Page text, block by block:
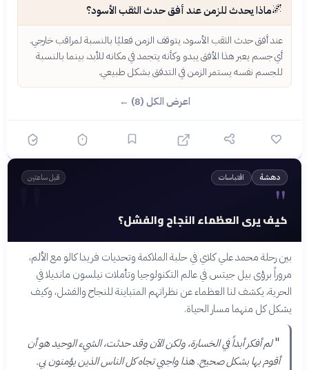
🌌ماذا يحدث للزمن عند أفق حدث الثقب الأسود؟
عند أفق حدث الثقب الأسود، يتوقف الزمن فعليًا بالنسبة لمراقب خارجي.
أي جسم يعبر هذا الأفق يبدو وكأنه يتجمد في مكانه للأبد، بينما بالنسبة
للجسم نفسه يستمر الزمن في التدفق بشكل طبيعي.
اعرض الكل (8) ←
" دهشة اقتباسات قبل ساعتين
"
كيف يرى العظماء النجاح والفشل؟
بين رحلة محمد علي كلاي في حلبة الملاكمة وتحديات فريدا كالو مع الألم،
مروراً برؤى بيل جيتس في عالم التكنولوجيا وتأملات نيلسون مانديلا في
الحرية، يكشف لنا العظماء عن نظراتهم المتباينة للنجاح والفشل، وكيف
يشكل كل منهما مسار الحياة.
"لم أفكر أبداً في الخسارة، ولكن الآن وقد حدثت، الشيء الوحيد هو أن
أقوم بها بشكل صحيح. هذا واجبي تجاه كل الناس الذين يؤمنون بي.